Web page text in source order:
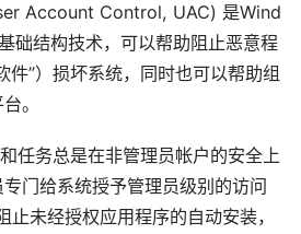
Account Control, UAC) 是Wind
础结构技术，可以帮助阻止恶意程
件”）损坏系统，同时也可以帮助组
。
任务总是在非管理员帐户的安全上
门给系统授予管理员级别的访问
未经授权应用程序的自动安装，